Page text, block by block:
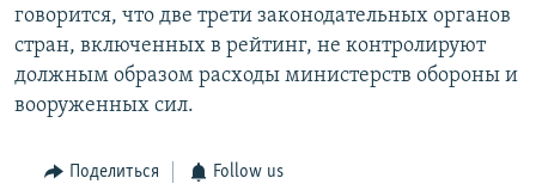
говорится, что две трети законодательных органов
стран, включенных в рейтинг, не контролируют
должным образом расходы министерств обороны и
вооруженных сил.
Поделиться Follow us